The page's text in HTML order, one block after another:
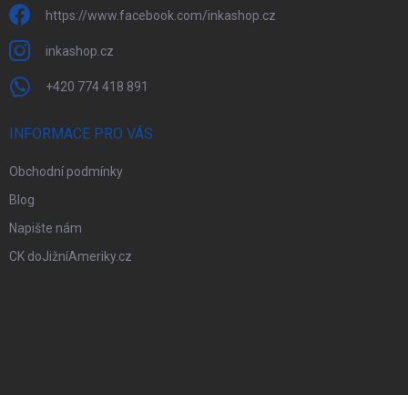
https://www.facebook.com/inkashop.cz
inkashop.cz
+420 774 418 891
INFORMACE PRO VÁS
Obchodní podmínky
Blog
Napište nám
CK doJižníAmeriky.cz